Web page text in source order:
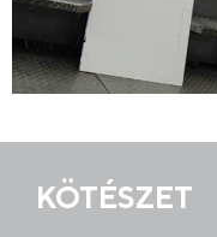
KÖTÉSZET